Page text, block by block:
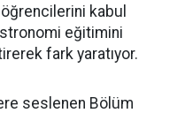
kabul
eğitimini
fark yaratıyor.
seslenen Bölüm